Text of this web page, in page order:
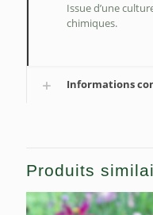
Issue d’une
chimiques.
Informations
Produits